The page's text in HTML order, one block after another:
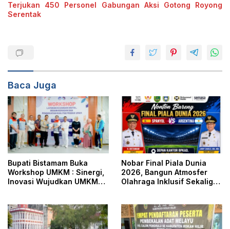
Terjukan 450 Personel Gabungan Aksi Gotong Royong
Serentak
Baca Juga
Bupati Bistamam Buka
Workshop UMKM : Sinergi,
Inovasi Wujudkan UMKM
Nobar Final Piala Dunia
2026, Bangun Atmosfer
Olahraga Inklusif Sekaligus
Masyarakat